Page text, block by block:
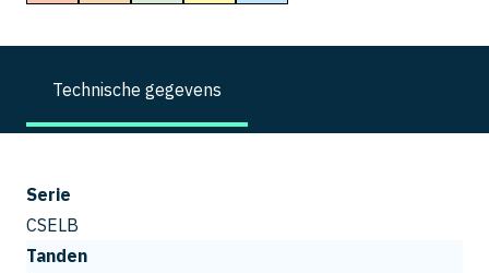
Technische gegevens
Serie
CSELB
Tanden